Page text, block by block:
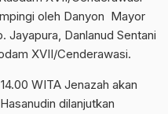
oleh Danyon Mayor
Jayapura, Danlanud Sentani
XVII/Cenderawasi.
WITA Jenazah akan
dilanjutkan